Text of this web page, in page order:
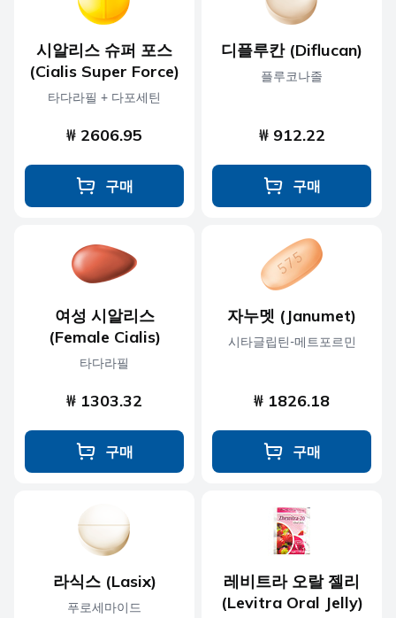
시알리스 슈퍼 포스
(Cialis Super Force)
타다라필 + 다포세틴
₩ 2606.95
구매
디플루칸 (Diflucan)
플루코나졸
₩ 912.22
구매
여성 시알리스
(Female Cialis)
타다라필
₩ 1303.32
구매
자누멧 (Janumet)
시타글립틴-메트포르민
₩ 1826.18
구매
라식스 (Lasix)
푸로세마이드
레비트라 오랄 젤리
(Levitra Oral Jelly)